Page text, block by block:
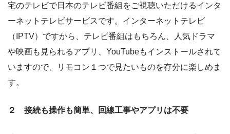
宅のテレビで日本のテレビ番組をご視聴いただけるインタ
ーネットテレビサービスです。インターネットテレビ
（IPTV）ですから、テレビ番組はもちろん、人気ドラマ
や映画も見られるアプリ、YouTubeもインストールされて
いますので、リモコン１つで見たいものを存分に楽しめま
す。
２ 接続も操作も簡単、回線工事やアプリは不要